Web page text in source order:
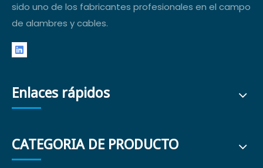
sido uno de los fabricantes profesionales en el campo
de alambres y cables.
Enlaces rápidos
CATEGORIA DE PRODUCTO